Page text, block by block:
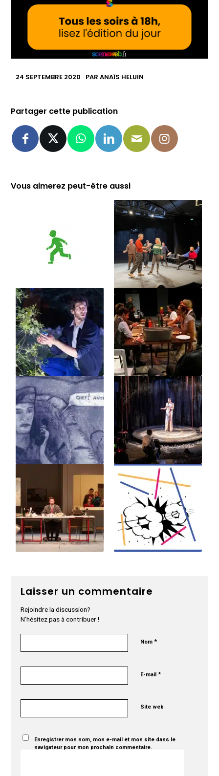
24 SEPTEMBRE 2020 PARANAÏS HELUIN
Partager cette publication
Vous aimerez peut-être aussi
Laisser un commentaire
Rejoindre la discussion?
N’hésitez pas à contribuer !
Nom*
E-mail*
Site web
Enregistrer mon nom, mon e-mail et mon site dans le
navigateur pour mon prochain commentaire.